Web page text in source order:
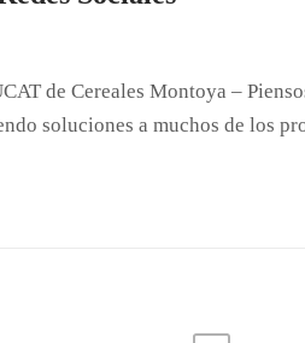
de Cereales Montoya –
soluciones a muchos de los